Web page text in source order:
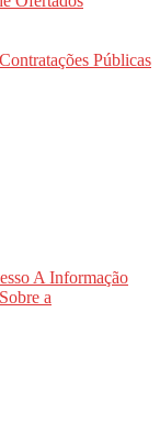
Públicas
A Informação
a